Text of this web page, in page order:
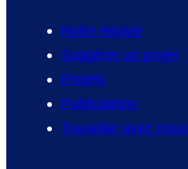
Notre équipe
Suggérer un projet
Projets
Publications
Travailler avec nous